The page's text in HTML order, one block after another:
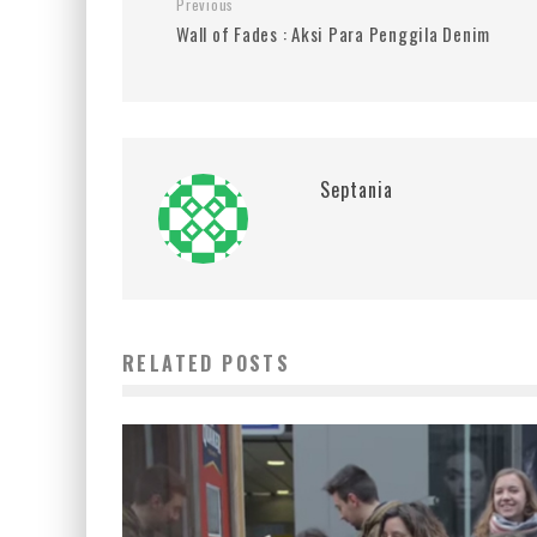
Previous
Wall of Fades : Aksi Para Penggila Denim
Septania
RELATED POSTS